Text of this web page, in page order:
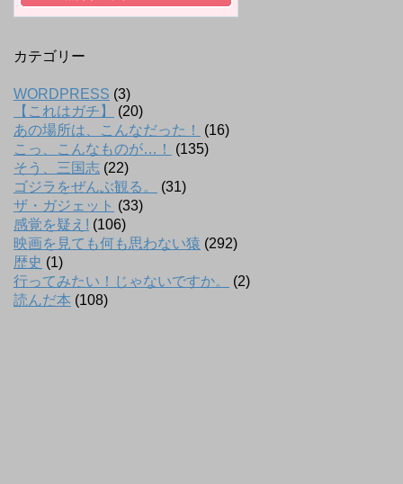
カテゴリー
WORDPRESS (3)
【これはガチ】
(20)
あの場所は、こんなだった！
(16)
こっ、こんなものが…！
(135)
そう、三国志 (22)
ゴジラをぜんぶ観る。
(31)
ザ・ガジェット (33)
感覚を疑え! (106)
映画を見ても何も思わない猿 (292)
歴史 (1)
行ってみたい！じゃないですか。
(2)
読んだ本 (108)